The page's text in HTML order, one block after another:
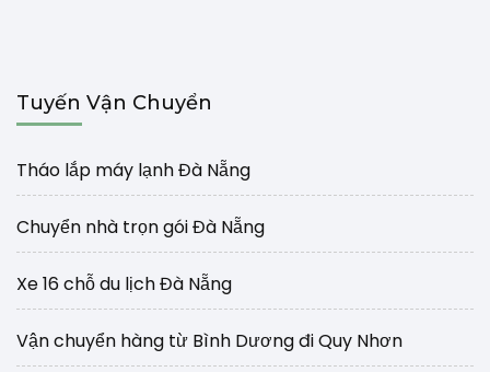
Tuyến Vận Chuyển
Tháo lắp máy lạnh Đà Nẵng
Chuyển nhà trọn gói Đà Nẵng
Xe 16 chỗ du lịch Đà Nẵng
Vận chuyển hàng từ Bình Dương đi Quy Nhơn